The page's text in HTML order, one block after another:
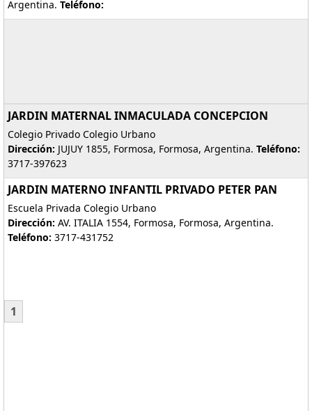
Argentina. Teléfono:
JARDIN MATERNAL INMACULADA CONCEPCION
Colegio Privado Colegio Urbano
Dirección: JUJUY 1855, Formosa, Formosa, Argentina. Teléfono:
3717-397623
JARDIN MATERNO INFANTIL PRIVADO PETER PAN
Escuela Privada Colegio Urbano
Dirección: AV. ITALIA 1554, Formosa, Formosa, Argentina.
Teléfono: 3717-431752
1